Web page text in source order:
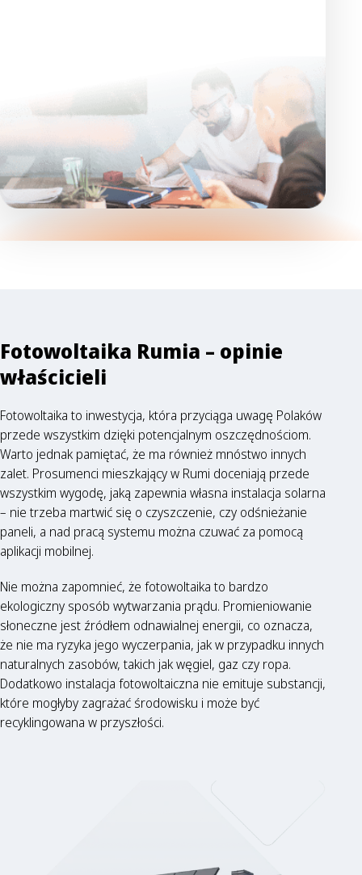
Fotowoltaika Rumia – opinie
właścicieli
Fotowoltaika to inwestycja, która przyciąga uwagę Polaków
przede wszystkim dzięki potencjalnym oszczędnościom.
Warto jednak pamiętać, że ma również mnóstwo innych
zalet. Prosumenci mieszkający w Rumi doceniają przede
wszystkim wygodę, jaką zapewnia własna instalacja solarna
– nie trzeba martwić się o czyszczenie, czy odśnieżanie
paneli, a nad pracą systemu można czuwać za pomocą
aplikacji mobilnej.
Nie można zapomnieć, że fotowoltaika to bardzo
ekologiczny sposób wytwarzania prądu. Promieniowanie
słoneczne jest źródłem odnawialnej energii, co oznacza,
że nie ma ryzyka jego wyczerpania, jak w przypadku innych
naturalnych zasobów, takich jak węgiel, gaz czy ropa.
Dodatkowo instalacja fotowoltaiczna nie emituje substancji,
które mogłyby zagrażać środowisku i może być
recyklingowana w przyszłości.